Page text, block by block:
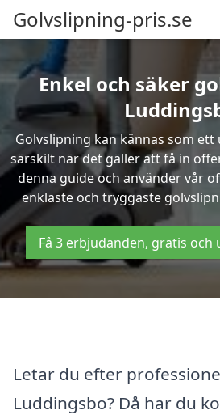
Golvslipning-pris.se
Enkel och säker
Golvslipning kan kännas som
särskilt när det gäller att få in
denna guide och använder vår
enklaste och tryggaste
Få 3 erbjudanden, gratis
Letar du efter
Luddingsbo? Då har du